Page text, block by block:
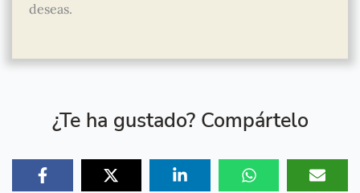
deseas.
¿Te ha gustado? Compártelo